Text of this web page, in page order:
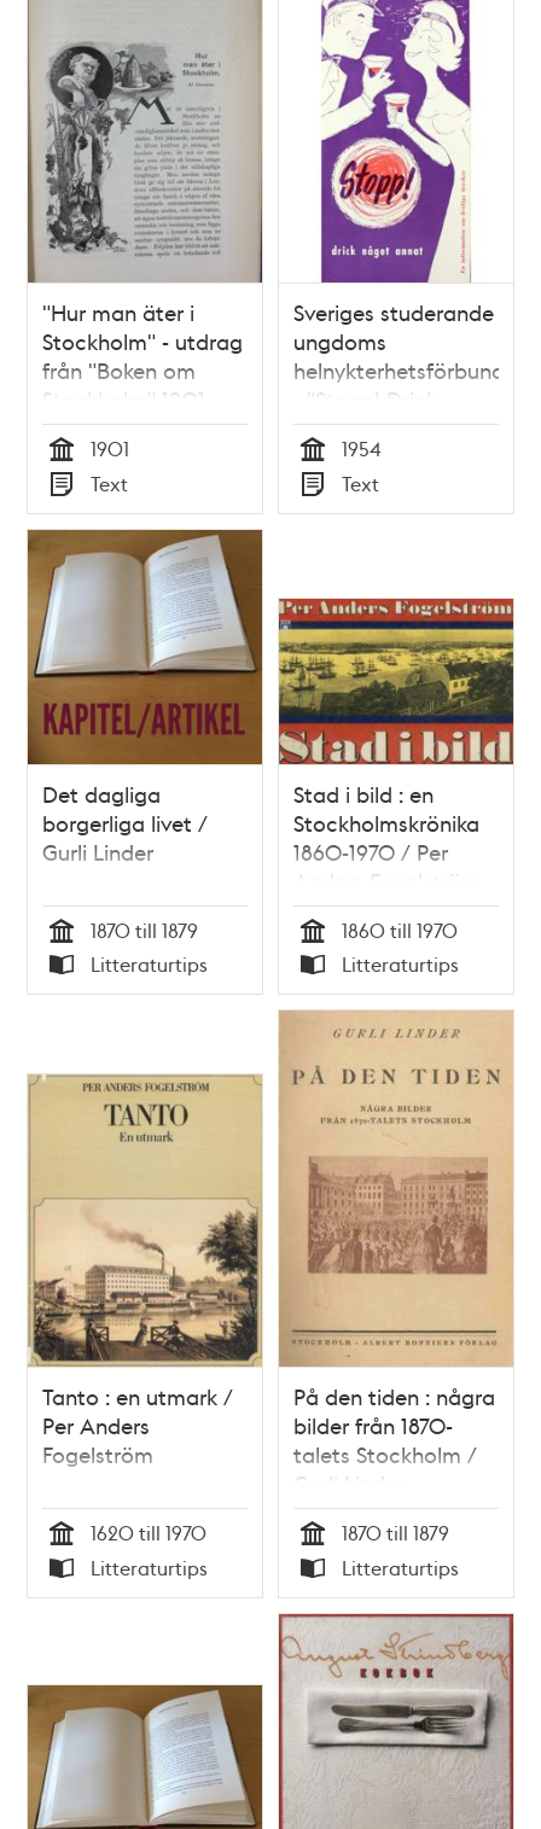
"Hur man äter i
Stockholm" - utdrag
från "Boken om
Stockholm" 1901
Tid
1901
Typ
Text
Sveriges studerande
ungdoms
helnykterhetsförbund
- "Stopp! Drick
något annat" 1954
Tid
1954
Typ
Text
Det dagliga
borgerliga livet /
Gurli Linder
Tid
1870 till 1879
Typ
Litteraturtips
Stad i bild : en
Stockholmskrönika
1860-1970 / Per
Anders Fogelström
Tid
1860 till 1970
Typ
Litteraturtips
Tanto : en utmark /
Per Anders
Fogelström
Tid
1620 till 1970
Typ
Litteraturtips
På den tiden : några
bilder från 1870-
talets Stockholm /
Gurli Linder
Tid
1870 till 1879
Typ
Litteraturtips